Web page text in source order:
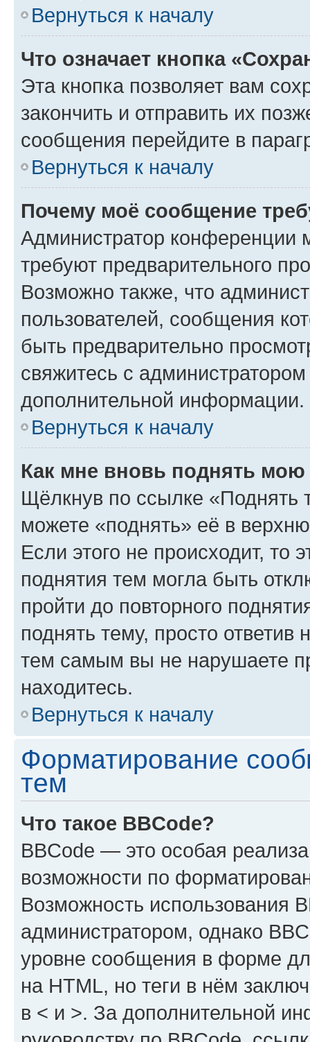
Вернуться к началу
Что означает кнопка
Эта кнопка позволяет вам
закончить и отправить их
сообщения перейдите в
Вернуться к началу
Почему моё сообщение
Администратор конференции
требуют предварительного
Возможно также, что
пользователей, сообщения
быть предварительно
свяжитесь с
дополнительной информации.
Вернуться к началу
Как мне вновь поднять мою
Щёлкнув по ссылке «Поднять
можете «поднять» её в
Если этого не происходит, то
поднятия тем могла быть
пройти до повторного
поднять тему, просто ответив
тем самым вы не нарушаете
находитесь.
Вернуться к началу
Форматирование
тем
Что такое BBCode?
BBCode — это особая
возможности по
Возможность использования
администратором, однако
уровне сообщения в форме
на HTML, но теги в нём
в < и >. За дополнительной